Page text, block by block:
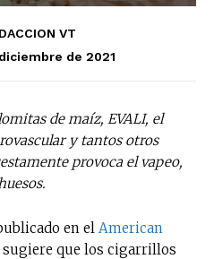
VT
de 2021
de maíz, EVALI, el
y tantos otros
provoca el vapeo,
en el American
sugiere que los cigarrillos